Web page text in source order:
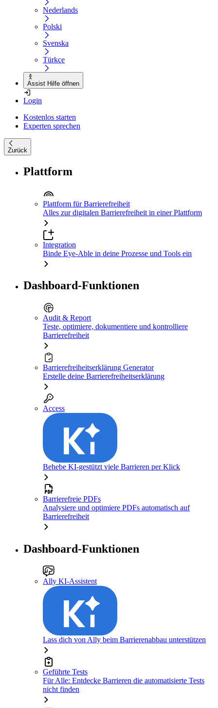
Nederlands
Polski
Svenska
Türkçe
Assist Hilfe öffnen
Login
Kostenlos starten
Experten sprechen
Zurück
Plattform
Plattform für Barrierefreiheit
Alles zur digitalen Barrierefreiheit in einer Plattform
Integration
Binde Eye-Able in deine Prozesse und Tools ein
Dashboard-Funktionen
Audit & Report
Teste, optimiere, dokumentiere und kontrolliere
Barrierefreiheit
Barrierefreiheitserklärung Generator
Erstelle deine Barrierefreiheitserklärung
Access
Behebe KI-gestützt viele Barrieren per Klick
Barrierefreie PDFs
Analysiere und optimiere PDFs automatisch auf
Barrierefreiheit
Dashboard-Funktionen
Ally KI-Assistent
Lass dich von Ally beim Barrierenabbau unterstützen
Geführte Tests
Für Alle: Entdecke Barrieren die automatisierte Tests
nicht finden